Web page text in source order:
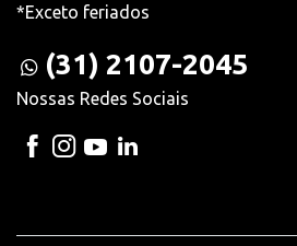
*Exceto feriados
(31) 2107-2045
Nossas Redes Sociais